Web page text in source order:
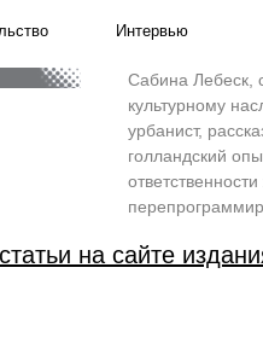
Интервью
Сабина Лебеск,
культурному
урбанист,
голландский
на сайте